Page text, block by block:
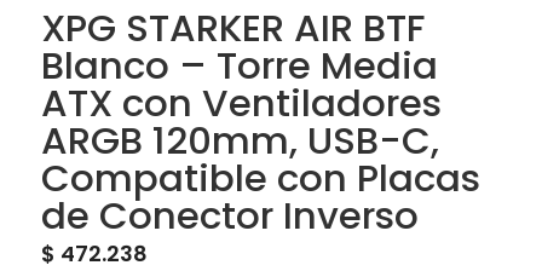
XPG STARKER AIR BTF
Blanco – Torre Media
ATX con Ventiladores
ARGB 120mm, USB-C,
Compatible con Placas
de Conector Inverso
$ 472.238